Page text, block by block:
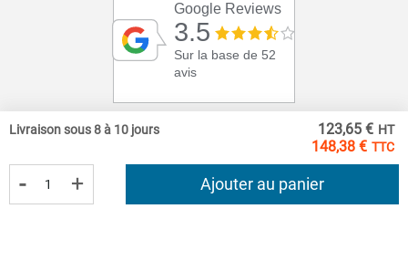
148,38 €
123,65 €
Livraison sous 8 à 10 jours
- + Ajouter au panier
Google Reviews
3.5
Sur la base de 52
avis